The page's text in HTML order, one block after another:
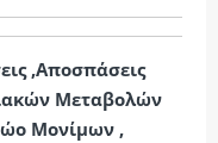
,Αποσπάσεις
Μεταβολών
Μονίμων ,